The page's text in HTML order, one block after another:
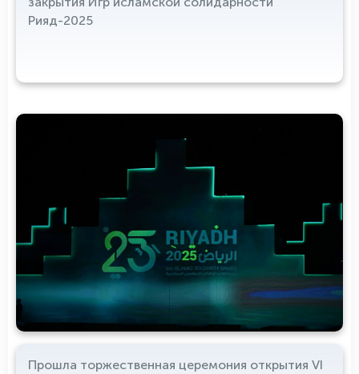
Рияд-2025
Прошла торжественная церемония открытия VI